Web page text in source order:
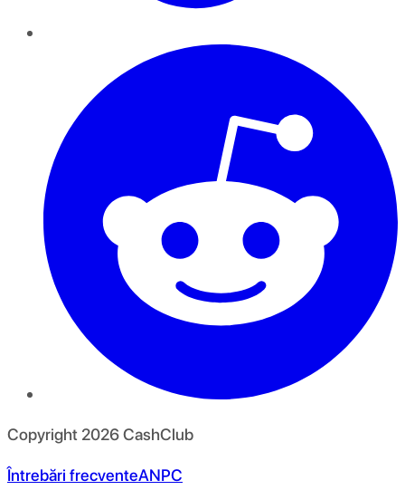
Copyright 2026CashClub
Întrebări frecventeANPC